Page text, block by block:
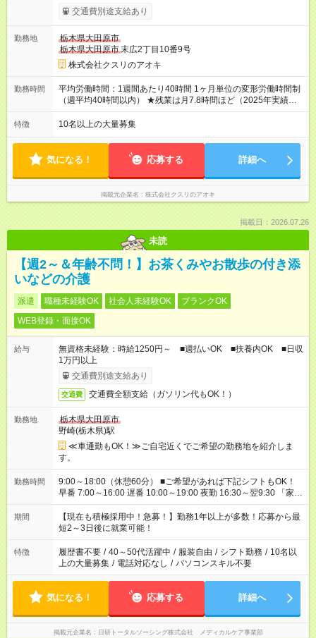
310，000円 高卒以上／月給211，000円～310，000円 ★エリア
手当（石川県、富山県、福井県、岐阜県、群馬県、茨城県 月1
種手当あり ★登録販売者資格保持者への月1万円支給を含む（実
務経験がない方にも同額を支給） ※ただし、短時間勤務・早番
固定社員は当社規定に従い額が変動 ＝＝＝＝＝＝＝＝＝＝＝＝
＝＝ ★職務給制度で実力次第で収入アップ！ 職務内容に応じて
給与が支払われ、昇格試験なく役職に就いた時点で年収がUPす
る制度です。 約4割の社員が入社3年目で店長に就いています。
交通費別途支給あり
勤務地
栃木県大田原市
栃木県大田原市末広2丁目10番9号
株式会社クスリのアオキ
勤務時間
平均労働時間：1週間あたり40時間 1ヶ月単位の変形労働時間制
（週平均40時間以内） ★残業は月7.8時間ほど（2025年実績）
＜店舗の基本営業時間＞ 9時～22時 ※勤務時間は店舗により異
なります。 ＜シフト例＞ 早番：8時00分～17時00分 中番：11
1ヶ月単位の変形労働時間制（週平均40時間以内） ★残業は月
7.8時間ほど（2025年実績） ＜店舗の基本営業時間＞ 9時～22
時 ※勤務時間は店舗により異なります。 ＜シフト例＞ 早番：8
時00分～17時00分 中番：11時～20時 遅番：13時～22時
特徴 10名以上の大量募集
気になる！ 応募する 詳細へ
掲載元企業名 株式会社クスリのアオキ
掲載日：2026.07.26
未読
【週2～＆年齢不問！】お茶くみやお散歩の付き添
いなどの介護
派遣 職種未経験OK 社会人未経験OK
ブランクOK
WEB登録・面接OK
給与
無資格未経験：時給1250円～ ■週払いOK ■扶養内OK ■日収
1万円以上
交通費別途支給あり
交通費 交通費全額支給（ガソリン代もOK！）
勤務地
栃木県大田原市
野崎(栃木県)駅
≪車通勤もOK！≫ご自宅近くでご希望の勤務地を紹介しま
す。
勤務時間
9:00～18:00（休憩60分） ■ご希望があれば下記シフトもOK！
早番 7:00～16:00 遅番 10:00～19:00 夜勤 16:30～翌9:30 「家族
と休みを合わせたい」 「余裕を持って夕飯の準備がしたい」
「できれば残業はしたくない」 など、ご希望を教えてください
ね。 ※Wワーク希望の方へ 今ご覧のお仕事で希望する勤務時間
と、もう1つのお仕事の勤務時間。 合計で週40時間を超える場
合は応募できません。
期間
【現在も積極採用中！急募！】勤務1年以上が多数！応募から最
短2～3日後に就業可能！
特徴 履歴書不要 / 40～50代活躍中 / 服装自由 / シフト勤務 / 10名以
上の大量募集 / 電話対応なし / パソコンスキル不要
気になる！ 応募する 詳細へ
掲載元企業名 日研トータルソーシング株式会社 メディカルケア事業部